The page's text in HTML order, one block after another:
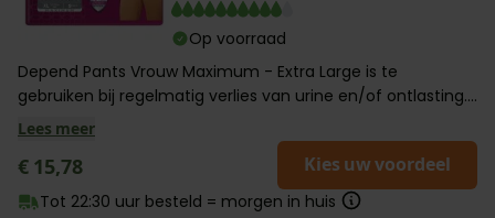
Op voorraad
Depend Pants Vrouw Maximum - Extra Large is te
gebruiken bij regelmatig verlies van urine en/of ontlasting....
Lees meer
€ 15,78 Kies uw voordeel
Tot 22:30 uur besteld = morgen in huis